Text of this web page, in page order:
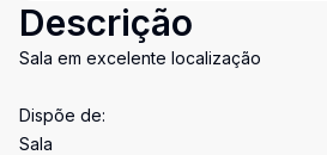
Descrição
Sala em excelente localização
Dispõe de:
Sala